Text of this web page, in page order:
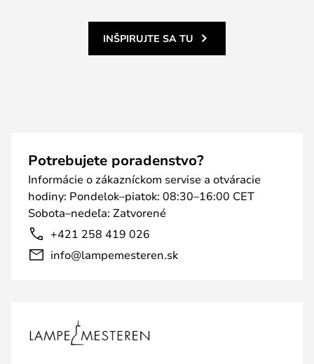
INŠPIRUJTE SA TU
Potrebujete poradenstvo?
Informácie o zákazníckom servise a otváracie
hodiny: Pondelok–piatok: 08:30–16:00 CET
Sobota–nedeľa: Zatvorené
+421 258 419 026
info@lampemesteren.sk